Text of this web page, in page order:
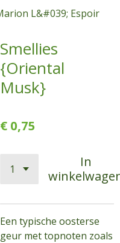
Smellies
{Oriental
Musk}
€ 0,75
In
Een typische oosterse
geur met topnoten zoals